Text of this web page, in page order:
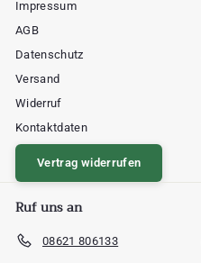
Impressum
AGB
Datenschutz
Versand
Widerruf
Kontaktdaten
Vertrag widerrufen
Ruf uns an
08621 806133